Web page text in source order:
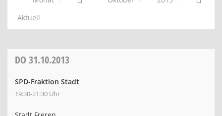
Aktuell
DO 31.10.2013
SPD-Fraktion Stadt
19:30-21:30 Uhr